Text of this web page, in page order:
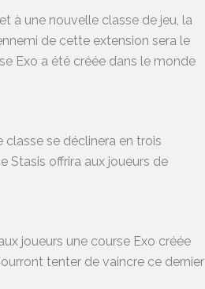
à une nouvelle classe de jeu, la
de cette extension sera le
Exo a été créée dans le monde
se déclinera en trois
Stasis offrira aux joueurs de
joueurs une course Exo créée
tenter de vaincre ce dernier